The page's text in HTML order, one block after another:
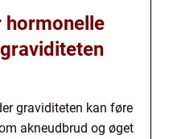
hormonelle
graviditeten kan føre
akneudbrud og øget